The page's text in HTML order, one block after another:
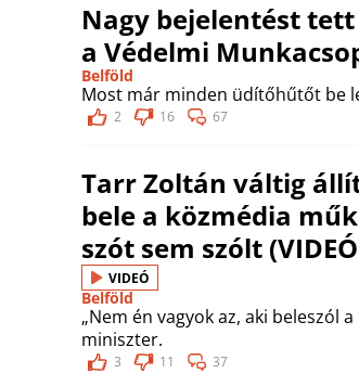
Nagy bejelentést
a Védelmi
Belföld
Most már minden üdítőhűtőt be
2 16 67
Tarr Zoltán váltig
bele a közmédia
szót sem szólt
VIDEÓ
Belföld
„Nem én vagyok az, aki beleszól
miniszter.
3 11 37